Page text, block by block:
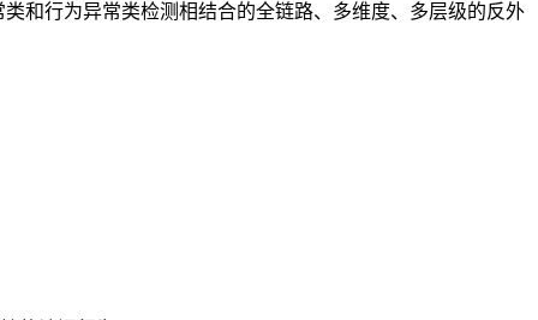
和行为异常类检测相结合的全链路、多维度、多层级的反外